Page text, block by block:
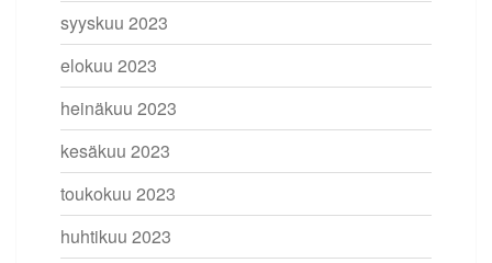
syyskuu 2023
elokuu 2023
heinäkuu 2023
kesäkuu 2023
toukokuu 2023
huhtikuu 2023